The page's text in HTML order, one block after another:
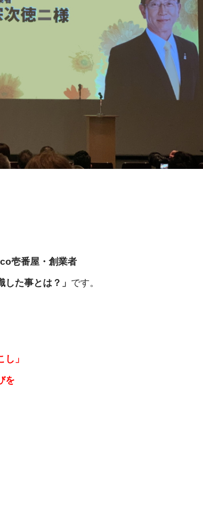
壱番屋・創業者
した事とは？ 」 です。
し」
を